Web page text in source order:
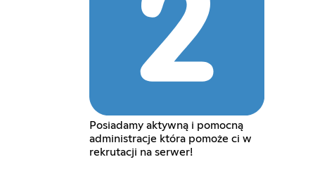
Posiadamy aktywną i pomocną
administracje która pomoże ci w
rekrutacji na serwer!